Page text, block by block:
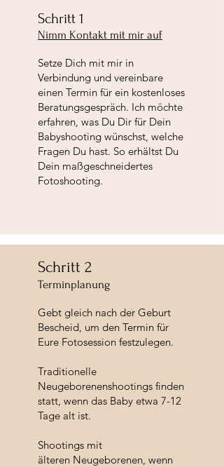
Schritt 1
Nimm Kontakt mit mir auf
Setze Dich mit mir in
Verbindung und vereinbare
einen Termin für ein kostenloses
Beratungsgespräch. Ich möchte
erfahren, was Du Dir für Dein
Babyshooting wünschst, welche
Fragen Du hast. So erhältst Du
Dein maßgeschneidertes
Fotoshooting.
Schritt 2
Terminplanung
Gebt gleich nach der Geburt
Bescheid, um den Termin für
Eure Fotosession festzulegen.
Traditionelle
Neugeborenenshootings finden
statt, wenn das Baby etwa 7-12
Tage alt ist.
Shootings mit
älteren Neugeborenen, wenn